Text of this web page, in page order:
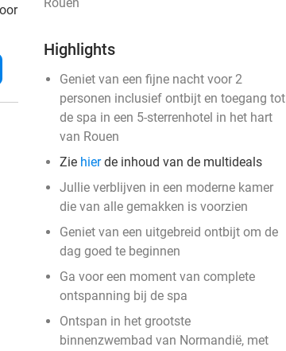
Highlights
Geniet van een fijne nacht voor 2
personen inclusief ontbijt en toegang tot
de spa in een 5-sterrenhotel in het hart
van Rouen
Zie hierde inhoud van de multideals
Jullie verblijven in een moderne kamer
die van alle gemakken is voorzien
Geniet van een uitgebreid ontbijt om de
dag goed te beginnen
Ga voor een moment van complete
ontspanning bij de spa
Ontspan in het grootste
binnenzwembad van Normandië, met